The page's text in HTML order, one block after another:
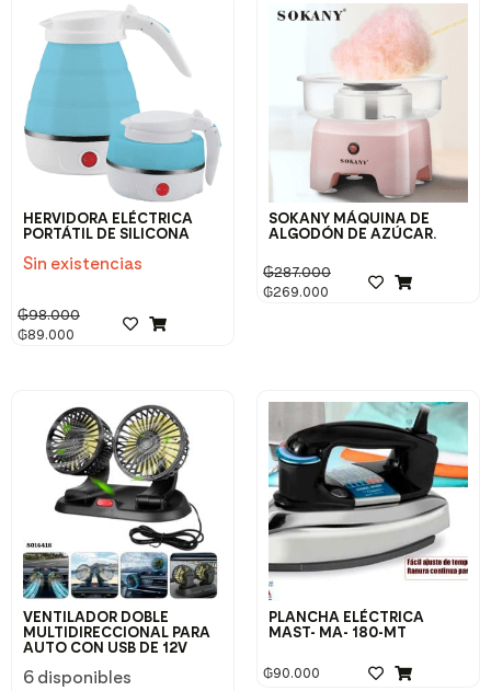
HERVIDORA ELÉCTRICA
PORTÁTIL DE SILICONA
Sin existencias
₲98.000
₲89.000
SOKANY MÁQUINA DE
ALGODÓN DE AZÚCAR.
₲287.000
₲269.000
VENTILADOR DOBLE
MULTIDIRECCIONAL PARA
AUTO CON USB DE 12V
6 disponibles
PLANCHA ELÉCTRICA
MAST- MA- 180-MT
₲90.000